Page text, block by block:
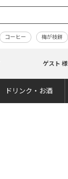
コーヒー 梅が枝餅
ゲスト 様
ドリンク・お酒